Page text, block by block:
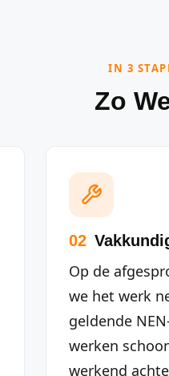
IN 3
Zo
02
Op de
we het werk
geldende
werken
werkend